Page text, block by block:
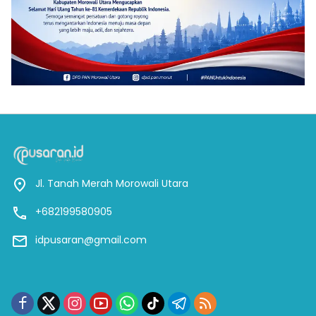
Jl. Tanah Merah Morowali Utara
+682199580905
idpusaran@gmail.com